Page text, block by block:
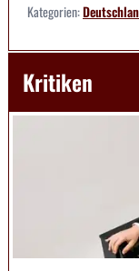
Kategorien:
Kritiken